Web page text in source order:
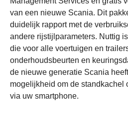
van een nieuwe Scania. Dit
duidelijk rapport met de
andere rijstijlparameters. Nuttig
die voor alle voertuigen en
onderhoudsbeurten en
de nieuwe generatie Scania
mogelijkheid om de standkachel
via uw smartphone.